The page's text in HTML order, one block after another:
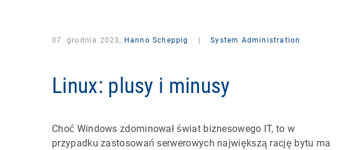
07. grudnia 2023, Hanno Scheppig System Administration
Linux: plusy i minusy
Choć Windows zdominował świat biznesowego IT, to w
przypadku zastosowań serwerowych największą rację bytu ma